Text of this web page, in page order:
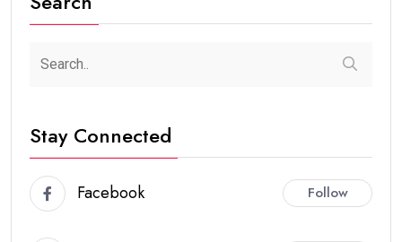
Stay Connected
Facebook Follow